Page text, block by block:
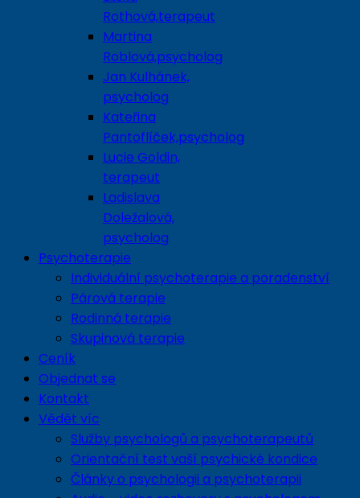
Rothová,terapeut
Martina
Roblová,psycholog
Jan Kulhánek,
psycholog
Kateřina
Pantoflíček,psycholog
Lucie Goldin,
terapeut
Ladislava
Doležalová,
psycholog
Psychoterapie
Individuální psychoterapie a poradenství
Párová terapie
Rodinná terapie
Skupinová terapie
Ceník
Objednat se
Kontakt
Vědět víc
Služby psychologů a psychoterapeutů
Orientační test vaší psychické kondice
Články o psychologii a psychoterapii